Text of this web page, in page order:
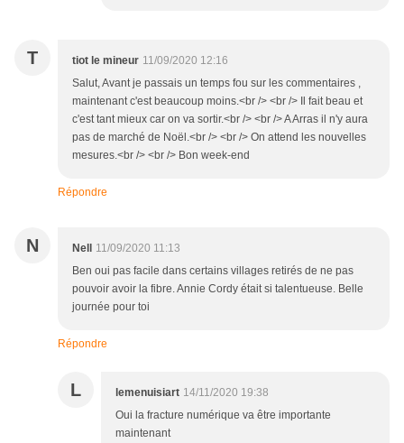
T tiot le mineur 11/09/2020 12:16
Salut, Avant je passais un temps fou sur les commentaires ,
maintenant c'est beaucoup moins.<br /> <br /> Il fait beau et
c'est tant mieux car on va sortir.<br /> <br /> A Arras il n'y aura
pas de marché de Noël.<br /> <br /> On attend les nouvelles
mesures.<br /> <br /> Bon week-end
Répondre
N Nell
11/09/2020 11:13
Ben oui pas facile dans certains villages retirés de ne pas
pouvoir avoir la fibre. Annie Cordy était si talentueuse. Belle
journée pour toi
Répondre
L lemenuisiart 14/11/2020 19:38
Oui la fracture numérique va être importante
maintenant